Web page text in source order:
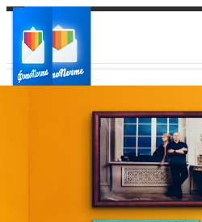
Ваш регион доставки
Выберите из списка: